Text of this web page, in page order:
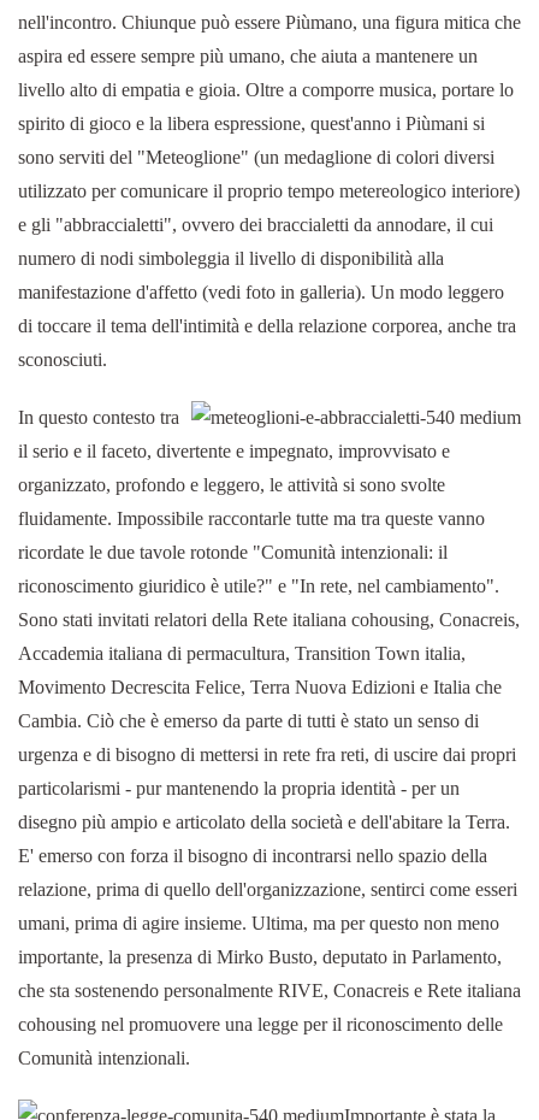
nell'incontro. Chiunque può essere Piùmano, una figura mitica che
aspira ed essere sempre più umano, che aiuta a mantenere un
livello alto di empatia e gioia. Oltre a comporre musica, portare lo
spirito di gioco e la libera espressione, quest'anno i Piùmani si
sono serviti del "Meteoglione" (un medaglione di colori diversi
utilizzato per comunicare il proprio tempo metereologico interiore)
e gli "abbraccialetti", ovvero dei braccialetti da annodare, il cui
numero di nodi simboleggia il livello di disponibilità alla
manifestazione d'affetto (vedi foto in galleria). Un modo leggero
di toccare il tema dell'intimità e della relazione corporea, anche tra
sconosciuti.
In questo contesto tra
il serio e il faceto, divertente e impegnato, improvvisato e
organizzato, profondo e leggero, le attività si sono svolte
fluidamente. Impossibile raccontarle tutte ma tra queste vanno
ricordate le due tavole rotonde "Comunità intenzionali: il
riconoscimento giuridico è utile?" e "In rete, nel cambiamento".
Sono stati invitati relatori della Rete italiana cohousing, Conacreis,
Accademia italiana di permacultura, Transition Town italia,
Movimento Decrescita Felice, Terra Nuova Edizioni e Italia che
Cambia. Ciò che è emerso da parte di tutti è stato un senso di
urgenza e di bisogno di mettersi in rete fra reti, di uscire dai propri
particolarismi - pur mantenendo la propria identità - per un
disegno più ampio e articolato della società e dell'abitare la Terra.
E' emerso con forza il bisogno di incontrarsi nello spazio della
relazione, prima di quello dell'organizzazione, sentirci come esseri
umani, prima di agire insieme. Ultima, ma per questo non meno
importante, la presenza di Mirko Busto, deputato in Parlamento,
che sta sostenendo personalmente RIVE, Conacreis e Rete italiana
cohousing nel promuovere una legge per il riconoscimento delle
Comunità intenzionali.
Importante è stata la